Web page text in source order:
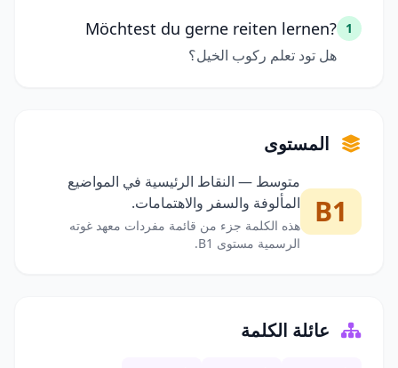
1
Möchtest du gerne reiten lernen?
هل تود تعلم ركوب الخيل؟
المستوى
B1
متوسط — النقاط الرئيسية في المواضيع
المألوفة والسفر والاهتمامات.
هذه الكلمة جزء من قائمة مفردات معهد غوته
الرسمية مستوى B1.
عائلة الكلمة